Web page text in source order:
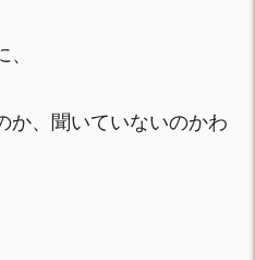
か、聞いていないのかわ